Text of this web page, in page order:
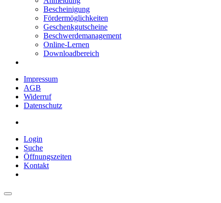
Bescheinigung
Fördermöglichkeiten
Geschenkgutscheine
Beschwerdemanagement
Online-Lernen
Downloadbereich
Impressum
AGB
Widerruf
Datenschutz
Login
Suche
Öffnungszeiten
Kontakt